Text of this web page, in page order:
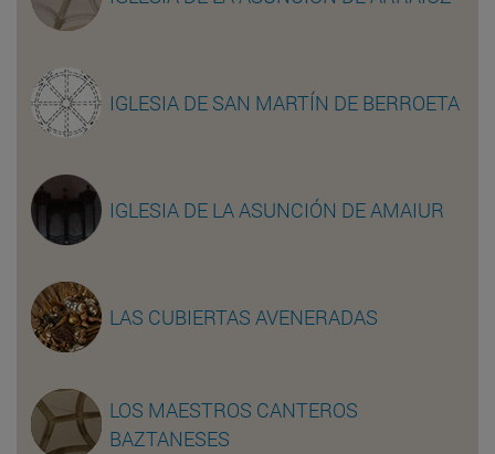
IGLESIA DE SAN MARTÍN DE BERROETA
IGLESIA DE LA ASUNCIÓN DE AMAIUR
LAS CUBIERTAS AVENERADAS
LOS MAESTROS CANTEROS
BAZTANESES